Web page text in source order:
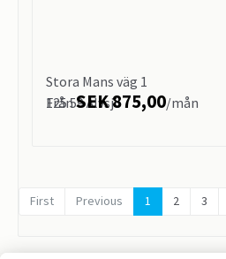
Stora Mans väg 1
125 59 Älvsjö
FrånSEK 875,00/mån
First Previous 1 2 3